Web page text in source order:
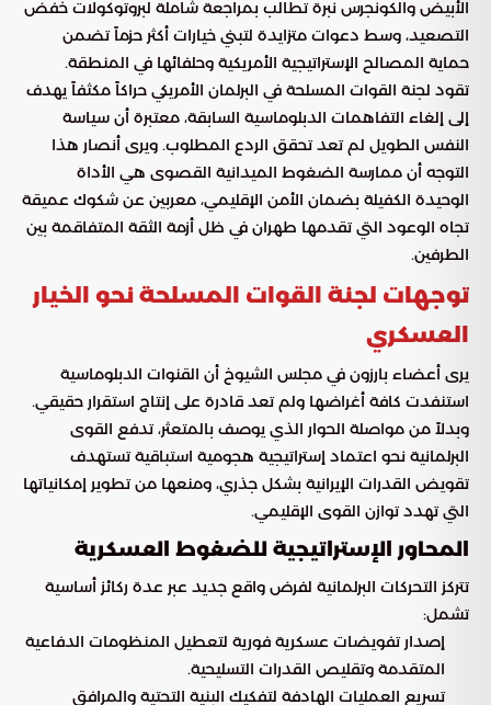
الأبيض والكونجرس نبرة تطالب بمراجعة شاملة لبروتوكولات خفض
التصعيد، وسط دعوات متزايدة لتبني خيارات أكثر حزماً تضمن
حماية المصالح الإستراتيجية الأمريكية وحلفائها في المنطقة.
تقود لجنة القوات المسلحة في البرلمان الأمريكي حراكاً مكثفاً يهدف
إلى إلغاء التفاهمات الدبلوماسية السابقة، معتبرة أن سياسة
النفس الطويل لم تعد تحقق الردع المطلوب. ويرى أنصار هذا
التوجه أن ممارسة الضغوط الميدانية القصوى هي الأداة
الوحيدة الكفيلة بضمان الأمن الإقليمي، معربين عن شكوك عميقة
تجاه الوعود التي تقدمها طهران في ظل أزمة الثقة المتفاقمة بين
الطرفين.
توجهات لجنة القوات المسلحة نحو الخيار
العسكري
يرى أعضاء بارزون في مجلس الشيوخ أن القنوات الدبلوماسية
استنفدت كافة أغراضها ولم تعد قادرة على إنتاج استقرار حقيقي.
وبدلاً من مواصلة الحوار الذي يوصف بالمتعثر، تدفع القوى
البرلمانية نحو اعتماد إستراتيجية هجومية استباقية تستهدف
تقويض القدرات الإيرانية بشكل جذري، ومنعها من تطوير إمكانياتها
التي تهدد توازن القوى الإقليمي.
المحاور الإستراتيجية للضغوط العسكرية
تتركز التحركات البرلمانية لفرض واقع جديد عبر عدة ركائز أساسية
تشمل:
إصدار تفويضات عسكرية فورية لتعطيل المنظومات الدفاعية
المتقدمة وتقليص القدرات التسليحية.
تسريع العمليات الهادفة لتفكيك البنية التحتية والمرافق